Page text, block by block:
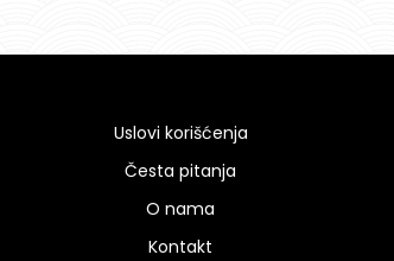
Uslovi korišćenja
Česta pitanja
O nama
Kontakt